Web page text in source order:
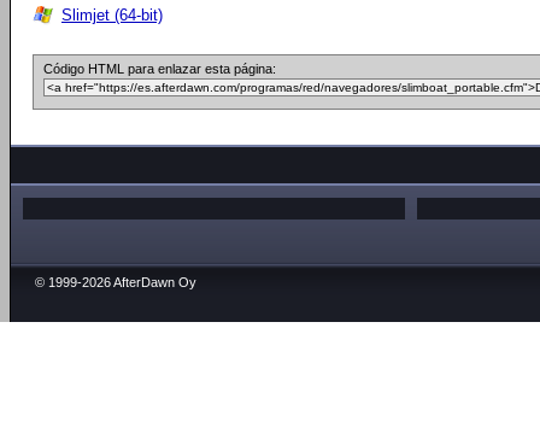
Slimjet (64-bit)
Código HTML para enlazar esta página:
© 1999-2026 AfterDawn Oy